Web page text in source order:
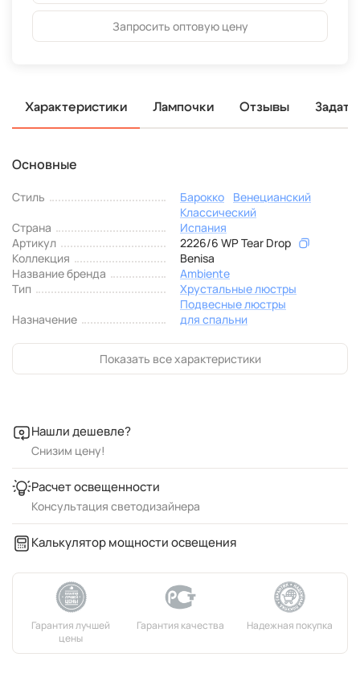
Запросить оптовую цену
Характеристики Лампочки Отзывы
Основные
Стиль Барокко
Венецианский
Классический
Страна
Испания
Артикул
2226/6 WP Tear Drop
Коллекция
Benisa
Название бренда
Ambiente
Тип
Хрустальные люстры
Подвесные люстры
Назначение
для спальни
Показать все характеристики
Нашли дешевле?
Снизим цену!
Расчет освещенности
Консультация светодизайнера
Калькулятор мощности освещения